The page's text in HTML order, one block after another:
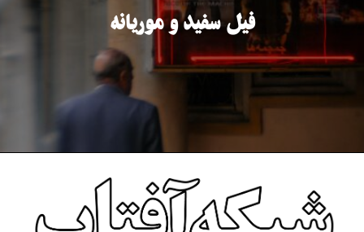
فیل سفید و موریانه